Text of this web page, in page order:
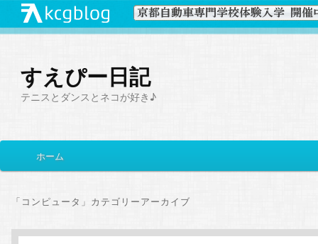
すえぴー日記
テニスとダンスとネコが好き♪
イ
メ
ン
サ
コ
ホーム
「 コンピュータ 」カテゴリーアーカイブ